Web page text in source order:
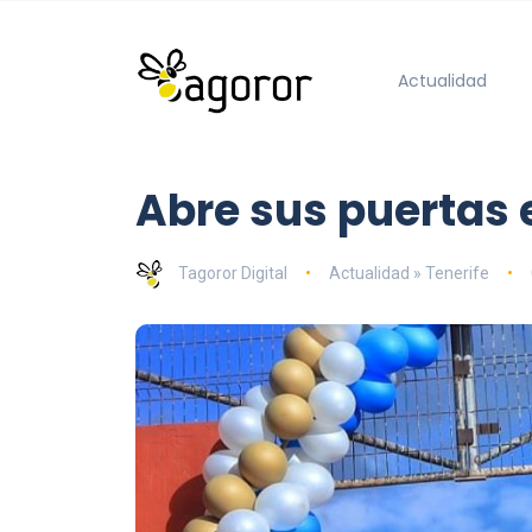
Actualidad
Abre sus puertas
Tagoror Digital Actualidad » Tenerife